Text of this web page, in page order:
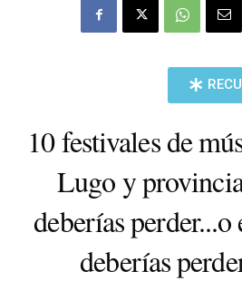
10 festivales de
Lugo y
deberías perder...o
deberías